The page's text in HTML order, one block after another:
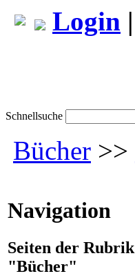
Login |
Schnellsuche
Bücher >>
Navigation
Seiten der Rubrik
"Bücher"